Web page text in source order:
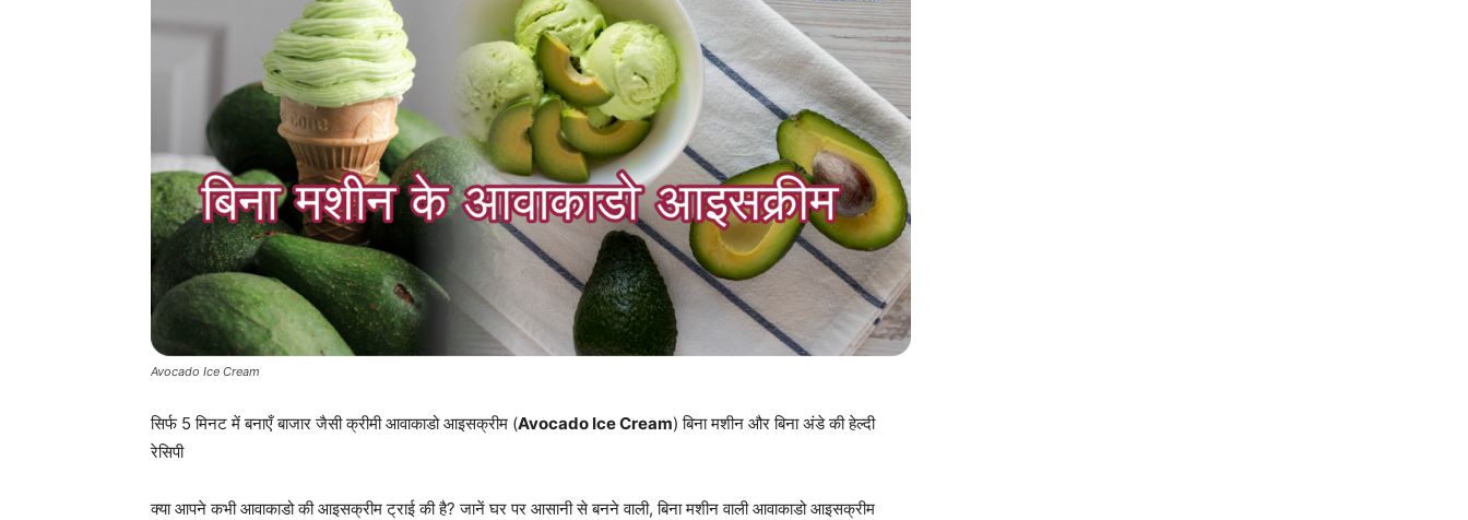
Avocado Ice Cream
सिर्फ 5 मिनट में बनाएँ बाजार जैसी क्रीमी आवाकाडो आइसक्रीम (Avocado Ice Cream) बिना मशीन और बिना अंडे की हेल्दी
रेसिपी
क्या आपने कभी आवाकाडो की आइसक्रीम ट्राई की है? जानें घर पर आसानी से बनने वाली, बिना मशीन वाली आवाकाडो आइसक्रीम